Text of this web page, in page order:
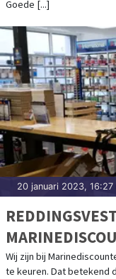
Goede [...]
20 januari 2023, 16:27
Wij zijn bij
te keuren. Dat betekend